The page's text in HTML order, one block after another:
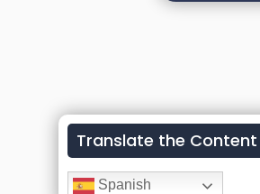
Translate the Content
Spanish